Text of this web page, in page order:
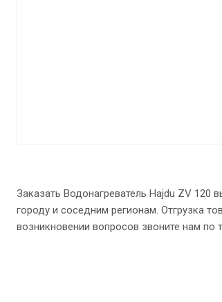
Заказать Водонагреватель Hajdu ZV
городу и соседним регионам. Отгрузка
возникновении вопросов звоните нам